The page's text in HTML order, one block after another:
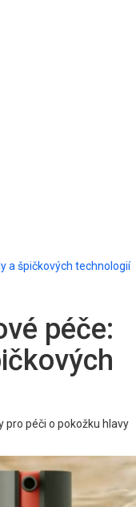
a špičkových technologií
péče:
pro péči o pokožku hlavy